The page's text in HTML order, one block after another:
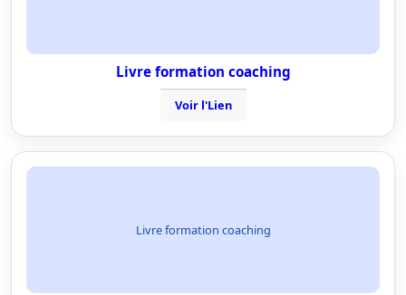
Livre formation coaching
Voir l'Lien
Livre formation coaching